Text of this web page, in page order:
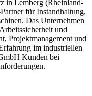
in Lemberg (Rheinland-
für Instandhaltung,
Das Unternehmen
und
Projektmanagement und
im industriellen
Kunden bei